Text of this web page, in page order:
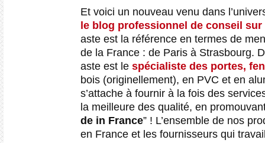
Et voici un nouveau venu dans
le blog professionnel de conseil sur
aste est la référence en termes de
de la France : de Paris à Strasbourg.
aste est le spécialiste des portes,
bois (originellement), en PVC et en
s’attache à fournir à la fois des
la meilleure des qualité, en
de in France” ! L’ensemble de nos
en France et les fournisseurs qui